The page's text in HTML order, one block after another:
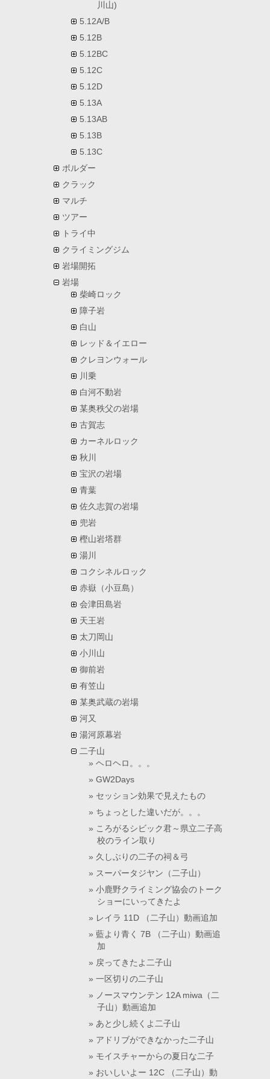
川山)
5.12A/B
5.12B
5.12BC
5.12C
5.12D
5.13A
5.13AB
5.13B
5.13C
ボルダー
クラック
マルチ
ツアー
トライ中
クライミングジム
岩場開拓
岩場
柴崎ロック
障子岩
白山
レッド＆イエロー
クレヨンウォール
川乗
白河不動岩
某奥秩父の岩場
古賀志
カーネルロック
秋川
宝沢の岩場
青葉
佐久志賀の岩場
兜岩
樫山岩塔群
湯川
コクシネルロック
赤嶽（小豆島）
会津田島岩
天王岩
太刀岡山
小川山
御前岩
有笠山
某奥武蔵の岩場
河又
湯河原幕岩
二子山
ヘロヘロ。。。
GW2Days
セッション効果で見えたもの
ちょっとした違いだが。。。
ころがるシビック君～県立二子高
校のライン取り
久しぶりの二子の祠＆弓
スーパータジヤン（二子山）
小鹿野クライミング協会のトーク
ショーにいってきたよ
レイラ 11D （二子山）動画追加
藍より青く 7B （二子山）動画追
加
戻ってきたよ二子山
一区切りの二子山
ノースマウンテン 12A miwa（二
子山）動画追加
あと少し続くよ二子山
アドリブができなかった二子山
モイスチャーからの夏日な二子
おいしいよー 12C （二子山）動